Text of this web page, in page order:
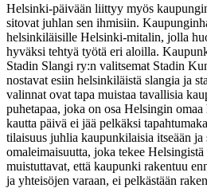
Helsinki-päivään liittyy myös
sitovat juhlan sen ihmisiin.
helsinkiläisille Helsinki-mitalin, jolla
hyväksi tehtyä työtä eri aloilla.
Stadin Slangi ry:n valitsemat Stadin
nostavat esiin helsinkiläistä slangia ja
valinnat ovat tapa muistaa tavallisia
puhetapaa, joka on osa Helsingin omaa
kautta päivä ei jää pelkäksi
tilaisuus juhlia kaupunkilaisia itseään ja
omaleimaisuutta, joka tekee
muistuttavat, että kaupunki rakentuu
ja yhteisöjen varaan, ei pelkästään